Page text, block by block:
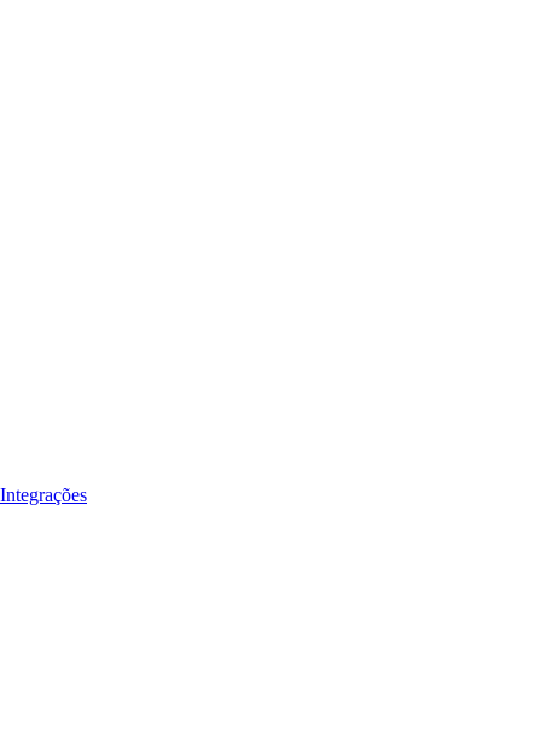
Integrações